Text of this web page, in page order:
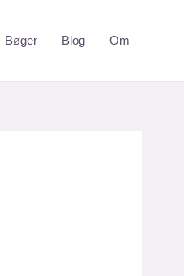
Bøger Blog Om